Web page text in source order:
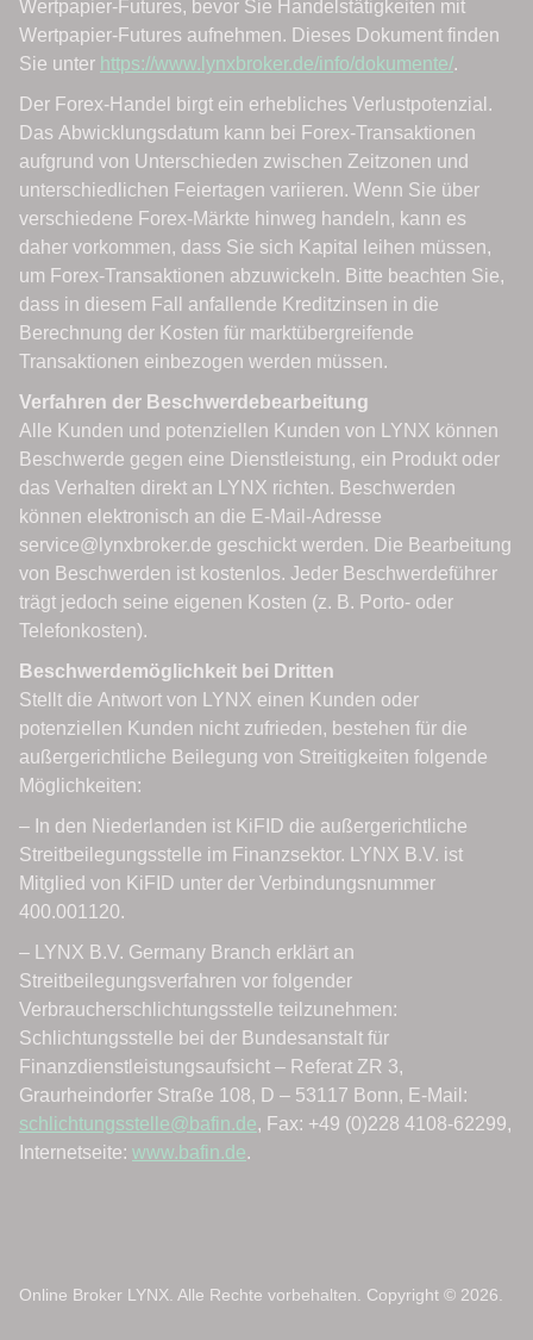
Online Broker LYNX. Alle Rechte vorbehalten. Copyright © 2026.